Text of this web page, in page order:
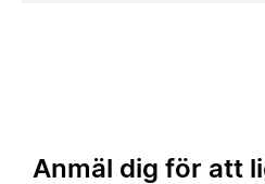
Anmäl dig för att